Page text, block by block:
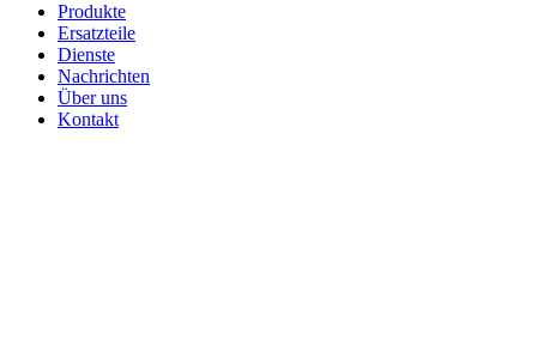
Produkte
Ersatzteile
Dienste
Nachrichten
Über uns
Kontakt